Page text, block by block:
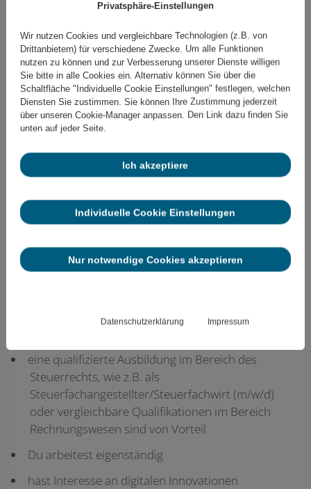
Privatsphäre-Einstellungen
Wir nutzen Cookies und vergleichbare Technologien (z.B. von
Drittanbietern) für verschiedene Zwecke. Um alle Funktionen
nutzen zu können und zur Verbesserung unserer Dienste willigen
Sie bitte in alle Cookies ein. Alternativ können Sie über die
Schaltfläche "Individuelle Cookie Einstellungen" festlegen, welchen
Diensten Sie zustimmen. Sie können Ihre Zustimmung jederzeit
über unseren Cookie-Manager anpassen. Den Link dazu finden Sie
unten auf jeder Seite.
Ich akzeptiere
Individuelle Cookie Einstellungen
Nur notwendige Cookies akzeptieren
Datenschutzerklärung Impressum
Du kannst beispielsweise täglich eine Top-
Performance in folgenden Bereichen zeigen:
Erstellung von Jahresabschlüssen und
Steuererklärungen
Erstellung, Überwachung und Koordination der
Finanzbuchhaltung unserer Mandanten
Gehaltsabrechnungen
Mandanten
Das zeichnet dich aus
Zusammenhalt – das ist die Basis für ein gutes
eine qualifizierte Ausbildung im Bereich des
Steuerrechts, wie z.B. als
Steuerfachangestellter/Steuerfachwirt (m/w/d)
oder vergleichbare Qualifikationen im Bereich
Rechnungswesen sind von Vorteil
Du arbeitest eigenständig
hast Interesse an digitalen Innovationen